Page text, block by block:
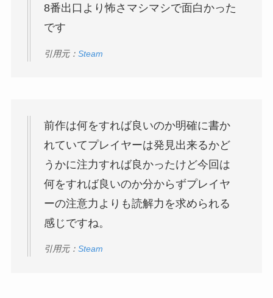
8番出口より怖さマシマシで面白かった
です
引用元： Steam
前作は何をすれば良いのか明確に書か
れていてプレイヤーは発見出来るかど
うかに注力すれば良かったけど今回は
何をすれば良いのか分からずプレイヤ
ーの注意力よりも読解力を求められる
感じですね。
引用元： Steam